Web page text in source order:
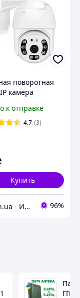
поворотная
камера
движения,
и ночным
к отправке
4.7 (3)
Купить
Kivi.in.ua - Интернет-магазин 96%
ГГц